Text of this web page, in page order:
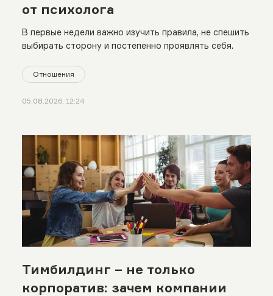
от психолога
В первые недели важно изучить правила, не спешить
выбирать сторону и постепенно проявлять себя.
Отношения
05.08.2026, 12:24
Тимбилдинг – не только
корпоратив: зачем компании